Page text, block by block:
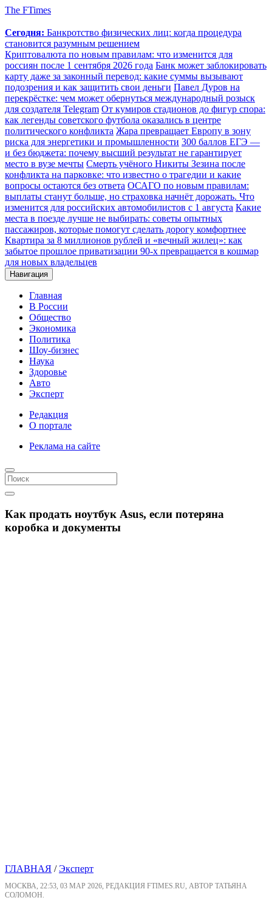
The FTimes
Сегодня: Банкротство физических лиц: когда процедура
становится разумным решением
Криптовалюта по новым правилам: что изменится для
россиян после 1 сентября 2026 года Банк может заблокировать
карту даже за законный перевод: какие суммы вызывают
подозрения и как защитить свои деньги Павел Дуров на
перекрёстке: чем может обернуться международный розыск
для создателя Telegram От кумиров стадионов до фигур спора:
как легенды советского футбола оказались в центре
политического конфликта Жара превращает Европу в зону
риска для энергетики и промышленности 300 баллов ЕГЭ —
и без бюджета: почему высший результат не гарантирует
место в вузе мечты Смерть учёного Никиты Зезина после
конфликта на парковке: что известно о трагедии и какие
вопросы остаются без ответа ОСАГО по новым правилам:
выплаты станут больше, но страховка начнёт дорожать. Что
изменится для российских автомобилистов с 1 августа Какие
места в поезде лучше не выбирать: советы опытных
пассажиров, которые помогут сделать дорогу комфортнее
Квартира за 8 миллионов рублей и «вечный жилец»: как
забытое прошлое приватизации 90-х превращается в кошмар
для новых владельцев
Навигация
Главная
В России
Общество
Экономика
Политика
Шоу-бизнес
Наука
Здоровье
Авто
Эксперт
Редакция
О портале
Реклама на сайте
Как продать ноутбук Asus, если потеряна
коробка и документы
ГЛАВНАЯ /Эксперт
МОСКВА, 22:53, 03 МАР 2026, РЕДАКЦИЯ FTIMES.RU, АВТОР ТАТЬЯНА
СОЛОМОН.